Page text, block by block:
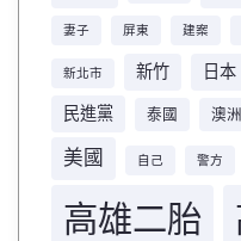
妻子 屏東 建案
新北市 新竹 日本
民進黨 泰國 澳洲
美國 自己 警方
高雄二胎